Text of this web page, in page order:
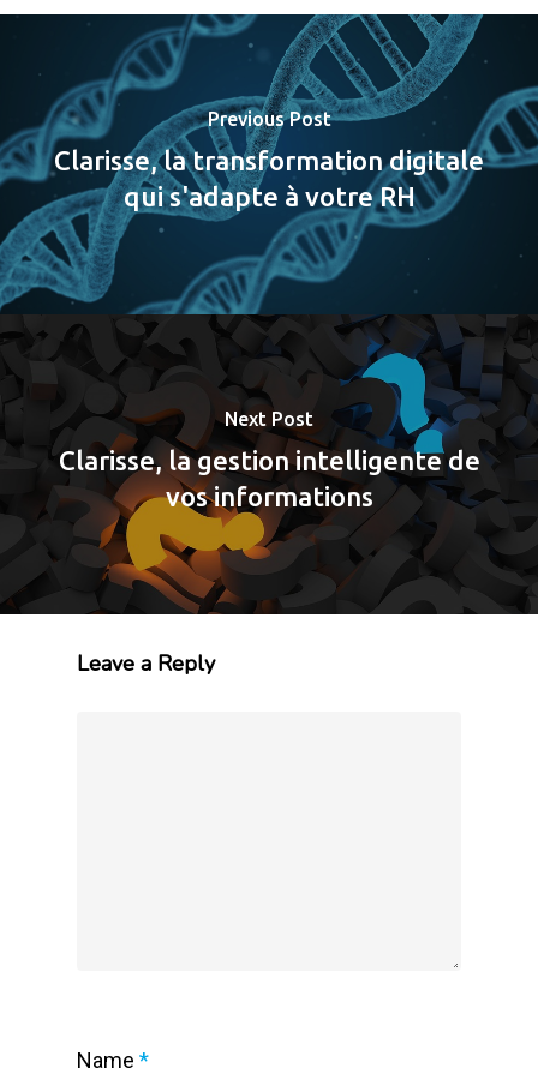
Previous Post
Clarisse, la transformation digitale
qui s'adapte à votre RH
Next Post
Clarisse, la gestion intelligente de
vos informations
Leave a Reply
Name *